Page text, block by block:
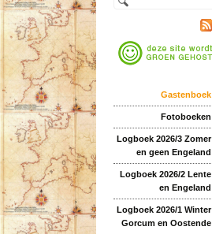
Gastenboek
Fotoboeken
Logboek 2026/3 Zomer
en geen Engeland
Logboek 2026/2 Lente
en Engeland
Logboek 2026/1 Winter
Gorcum en Oostende